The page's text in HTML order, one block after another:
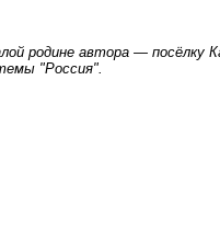
родине автора — посёлку
"Россия".